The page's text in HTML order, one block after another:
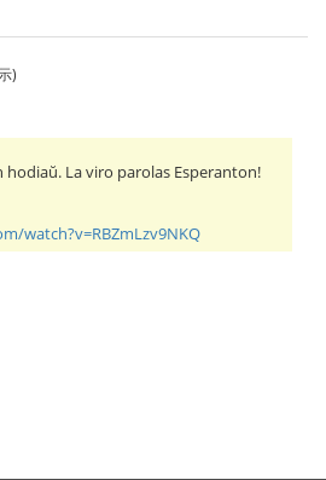
)
La viro parolas Esperanton!
watch?v=RBZmLzv9NKQ